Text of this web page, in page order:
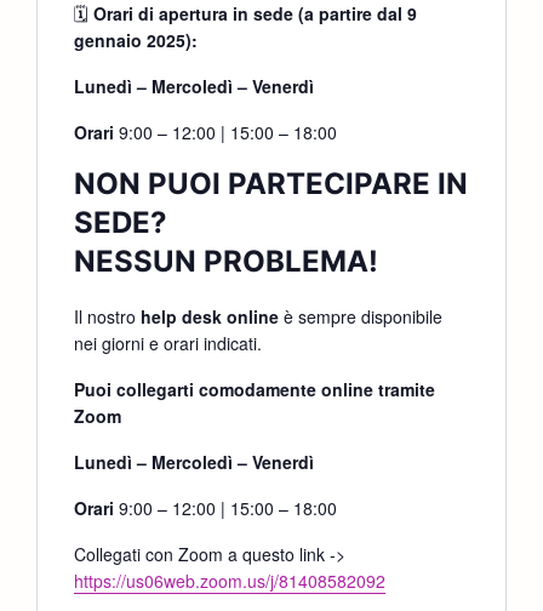
🗓 Orari di apertura in sede (a partire dal 9
gennaio 2025):
Lunedì – Mercoledì – Venerdì
Orari 9:00 – 12:00 | 15:00 – 18:00
NON PUOI PARTECIPARE IN
SEDE?
NESSUN PROBLEMA!
Il nostro help desk online è sempre disponibile
nei giorni e orari indicati.
Puoi collegarti comodamente online tramite
Zoom
Lunedì – Mercoledì – Venerdì
Orari 9:00 – 12:00 | 15:00 – 18:00
Collegati con Zoom a questo link ->
https://us06web.zoom.us/j/81408582092